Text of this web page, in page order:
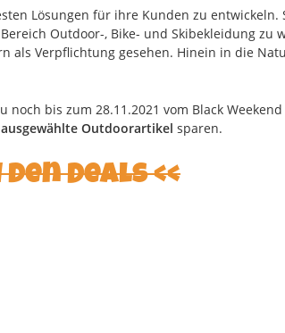
Lösungen für ihre Kunden zu entwickeln.
Outdoor-, Bike- und Skibekleidung zu
als Verpflichtung gesehen. Hinein in die
bis zum 28.11.2021 vom Black
Outdoorartikel sparen.
den Deals